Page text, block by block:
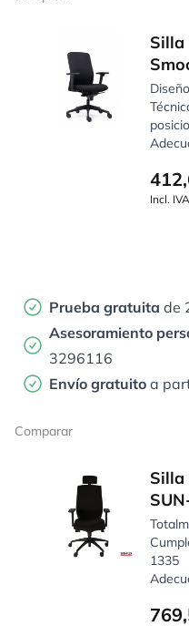
Silla
Incl. IVA
Prueba gratuita de
Asesoramiento
3296116
Envío gratuito a
Comparar
Silla
1335